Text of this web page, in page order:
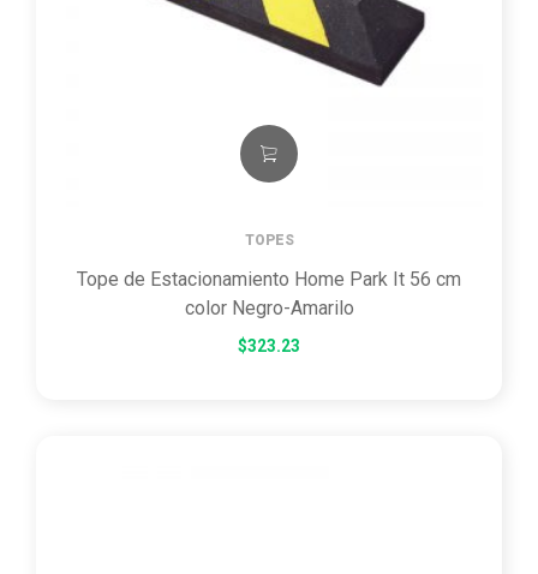
TOPES
Tope de Estacionamiento Home Park It 56 cm
color Negro-Amarilo
$323.23